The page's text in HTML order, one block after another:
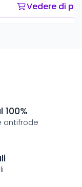
Vedere di più
antifrode